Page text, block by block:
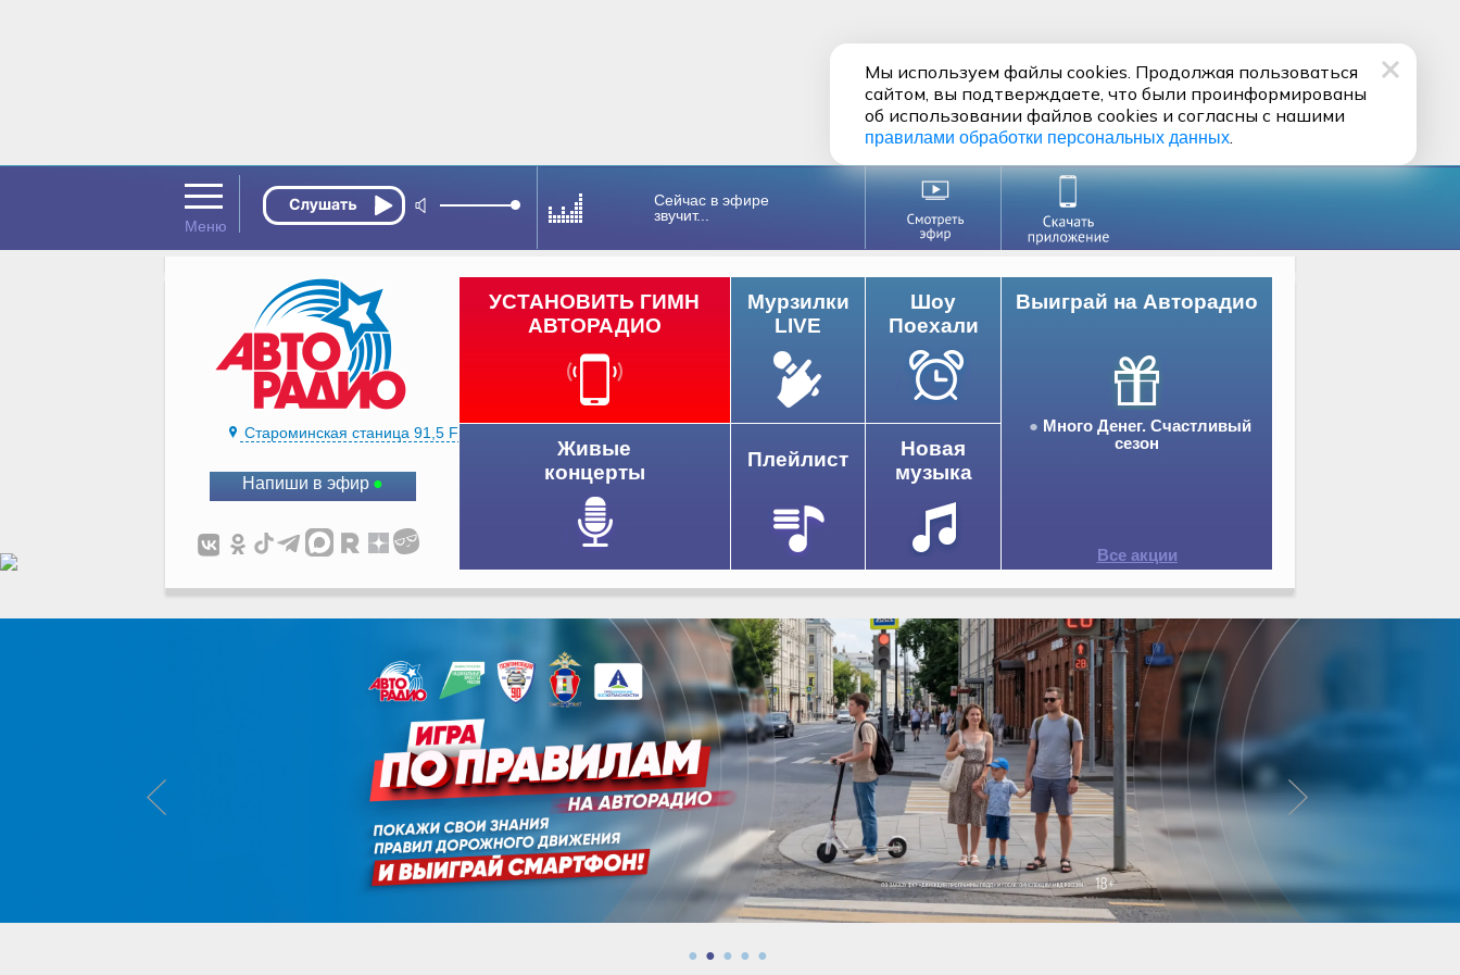
Сейчас в эфире
звучит...
Староминская станица 91,5 FM
Напиши в эфир
Выиграй на Авторадио
Много Денег. Счастливый
сезон
Все акции
УСТАНОВИТЬ ГИМН
АВТОРАДИО
Мурзилки
LIVE
Шоу
Поехали
Живые
концерты
Плейлист
Новая
музыка
Мы используем файлы cookies. Продолжая пользоваться
сайтом, вы подтверждаете, что были проинформированы
об использовании файлов cookies и согласны с нашими
правилами обработки персональных данных.